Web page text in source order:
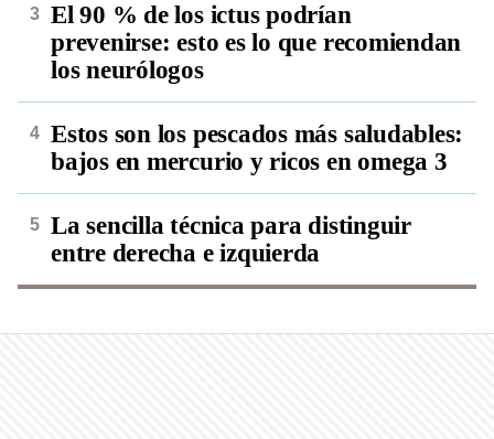
El 90 % de los ictus podrían
prevenirse: esto es lo que recomiendan
los neurólogos
Estos son los pescados más saludables:
bajos en mercurio y ricos en omega 3
La sencilla técnica para distinguir
entre derecha e izquierda